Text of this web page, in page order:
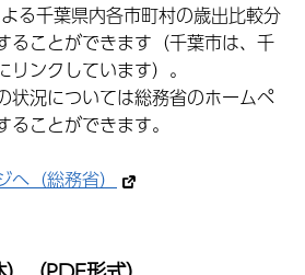
る千葉県内各市町村の歳出比較分
ることができます（千葉市は、千
ンクしています）。
状況については総務省のホームペ
ことができます。
（総務省）